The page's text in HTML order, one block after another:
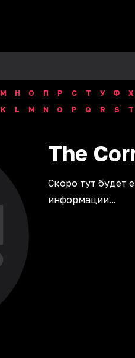
М Н О П Р С Т У Ф Х
K L M N O P Q R S T
The
Скоро тут будет
информации...